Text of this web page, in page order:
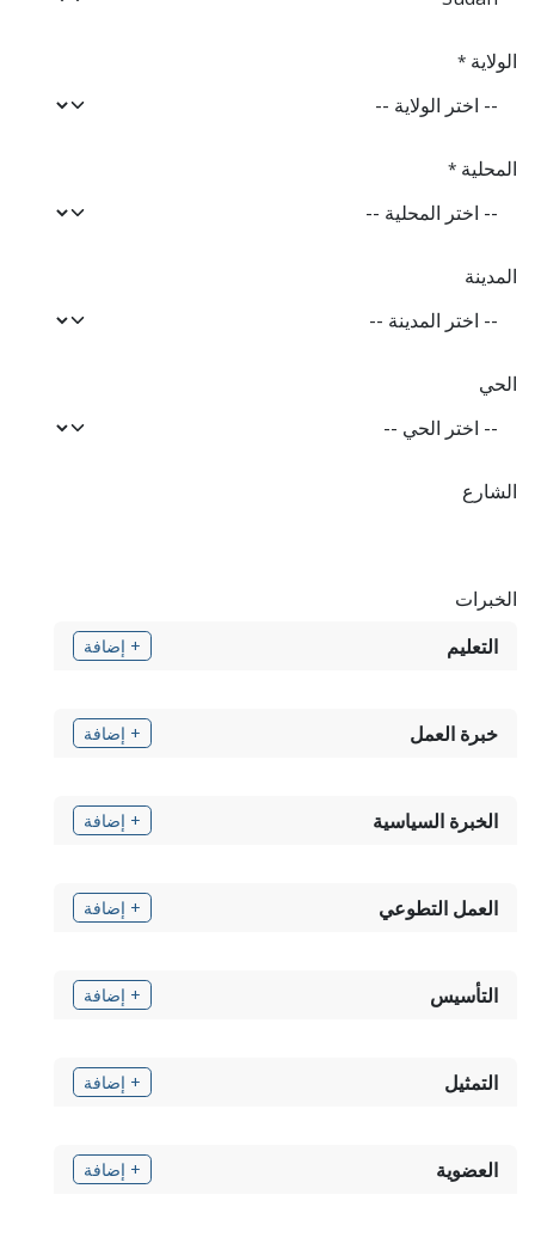
الولاية *
المحلية *
المدينة
الحي
الشارع
الخبرات
التعليم
+ إضافة
خبرة العمل + إضافة
الخبرة السياسية + إضافة
العمل التطوعي + إضافة
التأسيس + إضافة
التمثيل + إضافة
العضوية + إضافة